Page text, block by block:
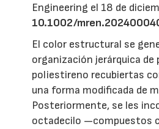
Engineering el 18 de
10.1002/
El color estructural se
organización jerárquica de
poliestireno recubiertas
una forma modificada de
Posteriormente, se les
octadecilo —compuestos